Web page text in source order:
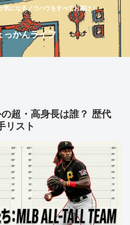
気になるノウハウをすべてお届け！
っかんライフ
超・高身長は誰？ 歴代
リスト